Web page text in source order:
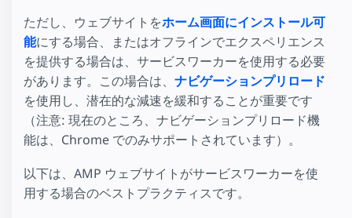
ただし、ウェブサイトをホーム画面にインストール可
能にする場合、またはオフラインでエクスペリエンス
を提供する場合は、サービスワーカーを使用する必要
があります。この場合は、 ナビゲーションプリロード
を使用し、潜在的な減速を緩和することが重要です
（注意: 現在のところ、ナビゲーションプリロード機
能は、Chrome でのみサポートされています）。
以下は、AMP ウェブサイトがサービスワーカーを使
用する場合のベストプラクティスです。